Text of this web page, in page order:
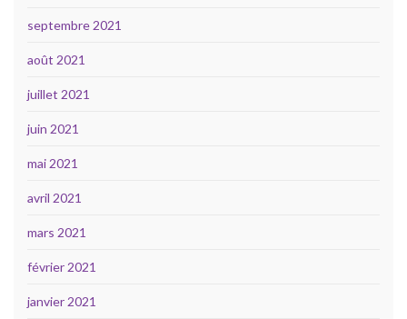
septembre 2021
août 2021
juillet 2021
juin 2021
mai 2021
avril 2021
mars 2021
février 2021
janvier 2021